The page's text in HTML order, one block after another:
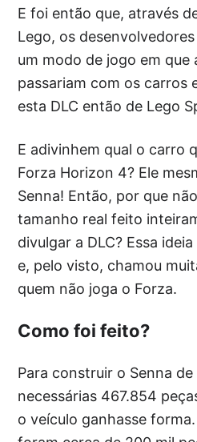
E foi então que, através
Lego, os
um modo de jogo em que
passariam com os carros
esta DLC então de Lego
E adivinhem qual o carro
Forza Horizon 4? Ele
Senna! Então, por que
tamanho real feito
divulgar a DLC? Essa
e, pelo visto, chamou
quem não joga o Forza.
Como foi feito?
Para construir o Senna
necessárias 467.854
o veículo ganhasse